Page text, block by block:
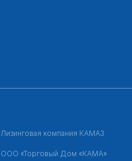
Лизинговая компания КАМАЗ
ООО «Торговый Дом «КАМА»